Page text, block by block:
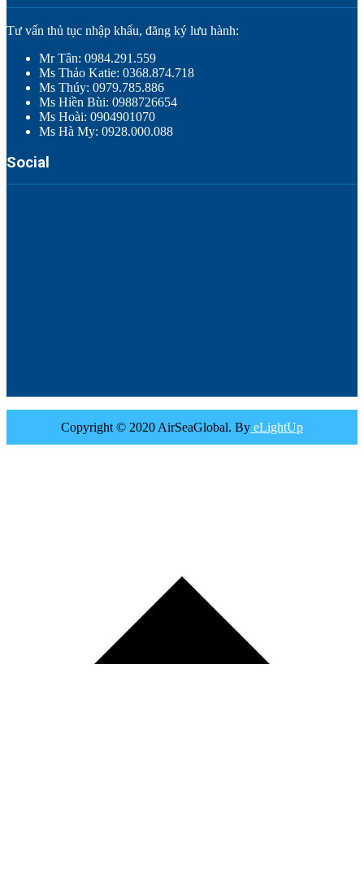
Tư vấn thủ tục nhập khẩu, đăng ký lưu hành:
Mr Tân: 0984.291.559
Ms Thảo Katie: 0368.874.718
Ms Thúy: 0979.785.886
Ms Hiền Bùi: 0988726654
Ms Hoài: 0904901070
Ms Hà My: 0928.000.088
Social
Copyright © 2020 AirSeaGlobal. By eLightUp